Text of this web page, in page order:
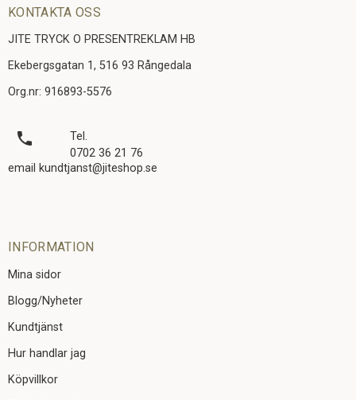
KONTAKTA OSS
JITE TRYCK O PRESENTREKLAM HB
Ekebergsgatan 1, 516 93 Rångedala
Org.nr: 916893-5576
local_phone
Tel.
0702 36 21 76
email kundtjanst@jiteshop.se
INFORMATION
Mina sidor
Blogg/Nyheter
Kundtjänst
Hur handlar jag
Köpvillkor